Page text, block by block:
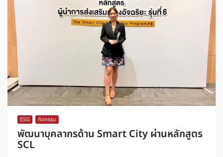
ESG กิจกรรม
พัฒนาบุคลากรด้าน Smart City ผ่านหลักสูตร
SCL